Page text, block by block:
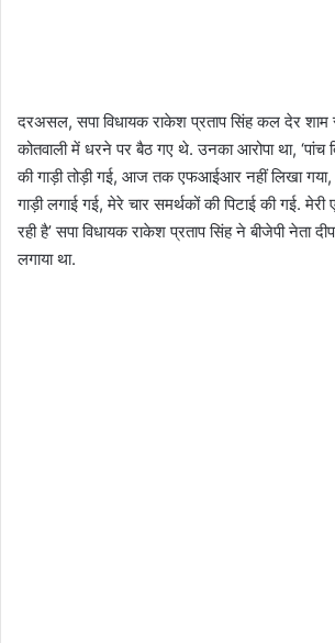
दरअसल, सपा विधायक राकेश प्रताप सिंह कल देर शाम
कोतवाली में धरने पर बैठ गए थे. उनका आरोपा था,
की गाड़ी तोड़ी गई, आज तक एफआईआर नहीं लिखा
गाड़ी लगाई गई, मेरे चार समर्थकों की पिटाई की गई.
रही है’ सपा विधायक राकेश प्रताप सिंह ने बीजेपी नेता
लगाया था.